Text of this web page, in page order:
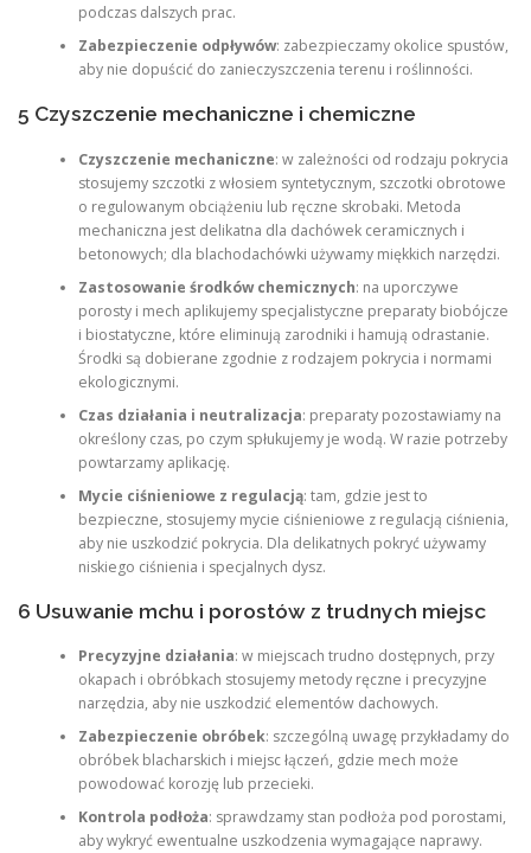
podczas dalszych prac.
Zabezpieczenie odpływów: zabezpieczamy okolice spustów,
aby nie dopuścić do zanieczyszczenia terenu i roślinności.
5 Czyszczenie mechaniczne i chemiczne
Czyszczenie mechaniczne: w zależności od rodzaju pokrycia
stosujemy szczotki z włosiem syntetycznym, szczotki obrotowe
o regulowanym obciążeniu lub ręczne skrobaki. Metoda
mechaniczna jest delikatna dla dachówek ceramicznych i
betonowych; dla blachodachówki używamy miękkich narzędzi.
Zastosowanie środków chemicznych: na uporczywe
porosty i mech aplikujemy specjalistyczne preparaty biobójcze
i biostatyczne, które eliminują zarodniki i hamują odrastanie.
Środki są dobierane zgodnie z rodzajem pokrycia i normami
ekologicznymi.
Czas działania i neutralizacja: preparaty pozostawiamy na
określony czas, po czym spłukujemy je wodą. W razie potrzeby
powtarzamy aplikację.
Mycie ciśnieniowe z regulacją: tam, gdzie jest to
bezpieczne, stosujemy mycie ciśnieniowe z regulacją ciśnienia,
aby nie uszkodzić pokrycia. Dla delikatnych pokryć używamy
niskiego ciśnienia i specjalnych dysz.
6 Usuwanie mchu i porostów z trudnych miejsc
Precyzyjne działania: w miejscach trudno dostępnych, przy
okapach i obróbkach stosujemy metody ręczne i precyzyjne
narzędzia, aby nie uszkodzić elementów dachowych.
Zabezpieczenie obróbek: szczególną uwagę przykładamy do
obróbek blacharskich i miejsc łączeń, gdzie mech może
powodować korozję lub przecieki.
Kontrola podłoża: sprawdzamy stan podłoża pod porostami,
aby wykryć ewentualne uszkodzenia wymagające naprawy.